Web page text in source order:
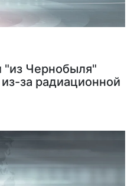
"из Чернобыля"
за радиационной